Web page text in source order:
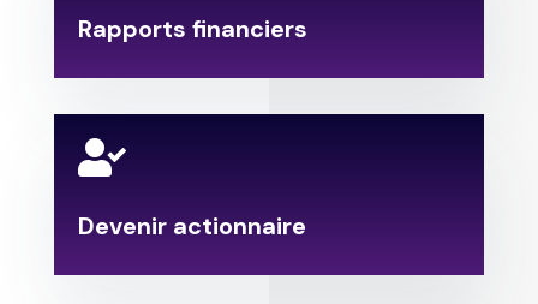
Rapports financiers

Devenir actionnaire